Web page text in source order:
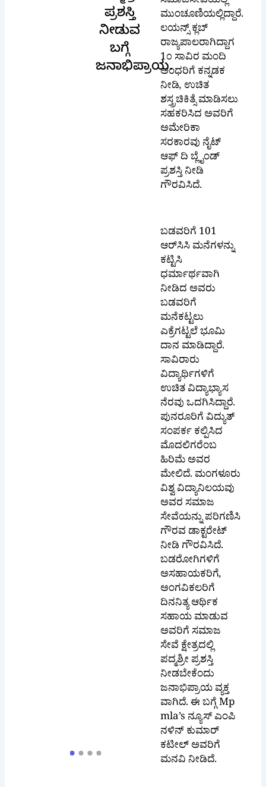
ಪ್ರಶಸ್ತಿ
ನೀಡುವ
ಬಗ್ಗೆ
ಜನಾಭಿಪ್ರಾಯ.
ಮುಂಚೂಣಿಯಲ್ಲಿದ್ದಾರೆ.
ಲಯನ್ಸ್ ಕ್ಲಬ್
ರಾಜ್ಯಪಾಲರಾಗಿದ್ದಾಗ
1೦ ಸಾವಿರ ಮಂದಿ
ಅಂಧರಿಗೆ ಕನ್ನಡಕ
ನೀಡಿ, ಉಚಿತ
ಶಸ್ತ್ರಚಿಕಿತ್ಸೆ ಮಾಡಿಸಲು
ಸಹಕರಿಸಿದ ಅವರಿಗೆ
ಅಮೇರಿಕಾ
ಸರಕಾರವು ನೈಟ್
ಆಫ್ ದಿ ಬ್ಲೈಂಡ್
ಪ್ರಶಸ್ತಿ ನೀಡಿ
ಗೌರವಿಸಿದೆ.
ಬಡವರಿಗೆ 101
ಆರ್‌ಸಿಸಿ ಮನೆಗಳನ್ನು
ಕಟ್ಟಿಸಿ
ಧರ್ಮಾರ್ಥವಾಗಿ
ನೀಡಿದ ಅವರು
ಬಡವರಿಗೆ
ಮನೆಕಟ್ಟಲು
ಎಕ್ರೆಗಟ್ಟಲೆ ಭೂಮಿ
ದಾನ ಮಾಡಿದ್ದಾರೆ.
ಸಾವಿರಾರು
ವಿದ್ಯಾರ್ಥಿಗಳಿಗೆ
ಉಚಿತ ವಿದ್ಯಾಭ್ಯಾಸ
ನೆರವು ಒದಗಿಸಿದ್ದಾರೆ.
ಪುನರೂರಿಗೆ ವಿದ್ಯುತ್
ಸಂಪರ್ಕ ಕಲ್ಪಿಸಿದ
ಮೊದಲಿಗರೆಂಬ
ಹಿರಿಮೆ ಅವರ
ಮೇಲಿದೆ. ಮಂಗಳೂರು
ವಿಶ್ವ ವಿದ್ಯಾನಿಲಯವು
ಅವರ ಸಮಾಜ
ಸೇವೆಯನ್ನು ಪರಿಗಣಿಸಿ
ಗೌರವ ಡಾಕ್ಟರೇಟ್
ನೀಡಿ ಗೌರವಿಸಿದೆ.
ಬಡರೋಗಿಗಳಿಗೆ
ಅಸಹಾಯಕರಿಗೆ,
ಅಂಗವಿಕಲರಿಗೆ
ದಿನನಿತ್ಯ ಆರ್ಥಿಕ
ಸಹಾಯ ಮಾಡುವ
ಅವರಿಗೆ ಸಮಾಜ
ಸೇವೆ ಕ್ಷೇತ್ರದಲ್ಲಿ
ಪದ್ಮಶ್ರೀ ಪ್ರಶಸ್ತಿ
ನೀಡಬೇಕೆಂದು
ಜನಾಭಿಪ್ರಾಯ ವ್ಯಕ್ತ
ವಾಗಿದೆ. ಈ ಬಗ್ಗೆ Mp
mla’s ನ್ಯೂಸ್ ಎಂಪಿ
ನಳಿನ್ ಕುಮಾರ್
ಕಟೀಲ್ ಅವರಿಗೆ
ಮನವಿ ನೀಡಿದೆ.